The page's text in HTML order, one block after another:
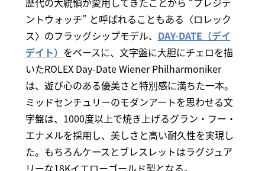
ントウォッチ” と呼ばれることもある〈ロレック
ス〉のフラッグシップモデル、 DAY-DATE（デイ
デイト） をベースに、文字盤に大胆にチェロを描
いたROLEX Day-Date Wiener Philharmoniker
は、遊び心のある優美さと特別感に満ちた一本。
ミッドセンチュリーのモダンアートを思わせる文
字盤は、1000度以上で焼き上げるグラン・フー・
エナメルを採用し、美しさと高い耐久性を実現し
た。もちろんケースとブレスレットはラグジュア
リーな18Kイエローゴールド製となる。